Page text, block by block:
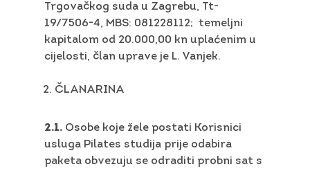
Trgovačkog suda u Zagrebu, Tt-
19/7506-4, MBS: 081228112; temeljni
kapitalom od 20.000,00 kn uplaćenim u
cijelosti, član uprave je L. Vanjek.
ČLANARINA
2.1. Osobe koje žele postati Korisnici
usluga Pilates studija prije odabira
paketa obvezuju se odraditi probni sat s